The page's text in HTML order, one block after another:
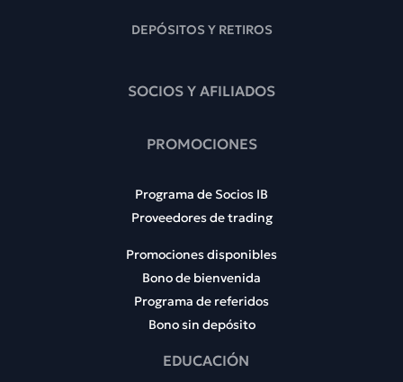
DEPÓSITOS Y RETIROS
SOCIOS Y AFILIADOS
PROMOCIONES
Programa de Socios IB
Proveedores de trading
Promociones disponibles
Bono de bienvenida
Programa de referidos
Bono sin depósito
EDUCACIÓN